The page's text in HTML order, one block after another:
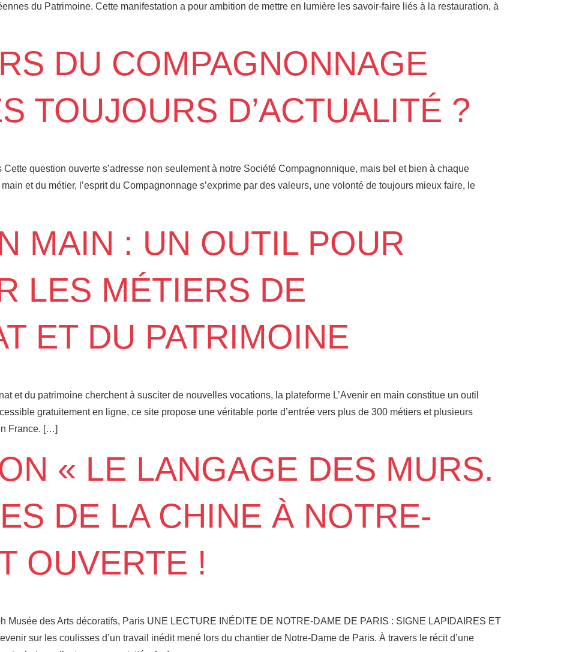
du Patrimoine. Cette manifestation a pour ambition de mettre en lumière les savoir-faire liés à la restauration, à
DU COMPAGNONNAGE
TOUJOURS D’ACTUALITÉ ?
question ouverte s’adresse non seulement à notre Société Compagnonnique, mais bel et bien à chaque
et du métier, l’esprit du Compagnonnage s’exprime par des valeurs, une volonté de toujours mieux faire, le
MAIN : UN OUTIL POUR
LES MÉTIERS DE
ET DU PATRIMOINE
et du patrimoine cherchent à susciter de nouvelles vocations, la plateforme L’Avenir en main constitue un outil
gratuitement en ligne, ce site propose une véritable porte d’entrée vers plus de 300 métiers et plusieurs
France. […]
« LE LANGAGE DES MURS.
DE LA CHINE À NOTRE-
OUVERTE !
Musée des Arts décoratifs, Paris UNE LECTURE INÉDITE DE NOTRE-DAME DE PARIS : SIGNE LAPIDAIRES ET
sur les coulisses d’un travail inédit mené lors du chantier de Notre-Dame de Paris. À travers le récit d’une